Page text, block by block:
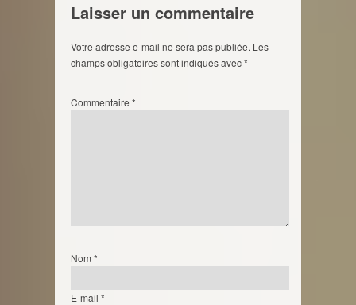
Laisser un commentaire
Votre adresse e-mail ne sera pas publiée. Les
champs obligatoires sont indiqués avec*
Commentaire *
Nom *
E-mail *